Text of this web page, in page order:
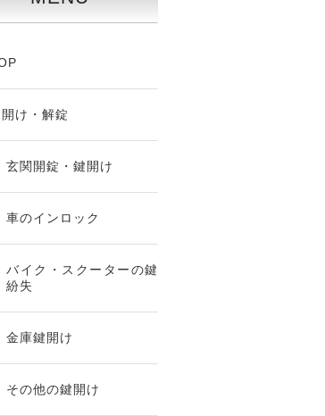
け・解錠
玄関開錠・鍵開け
車のインロック
バイク・スクーターの鍵
紛失
金庫鍵開け
その他の鍵開け